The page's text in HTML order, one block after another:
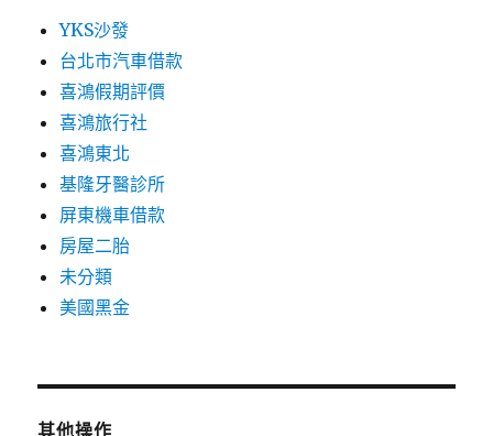
YKS沙發
台北市汽車借款
喜鴻假期評價
喜鴻旅行社
喜鴻東北
基隆牙醫診所
屏東機車借款
房屋二胎
未分類
美國黑金
其他操作